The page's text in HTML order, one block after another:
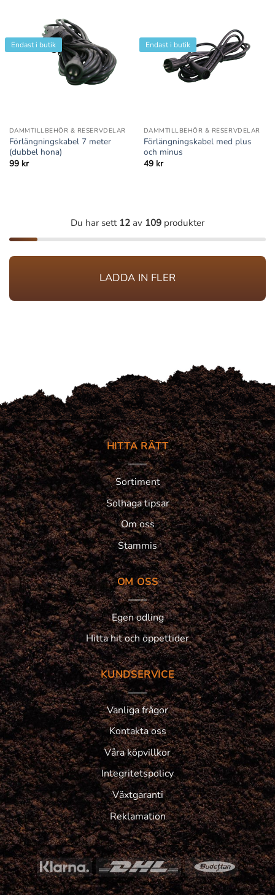
Endast i butik
DAMMTILLBEHÖR & RESERVDELAR
Förlängningskabel 7 meter
(dubbel hona)
99 kr
Endast i butik
DAMMTILLBEHÖR & RESERVDELAR
Förlängningskabel med plus
och minus
49 kr
Du har sett 12 av 109 produkter
LADDA IN FLER
HITTA RÄTT
Sortiment
Solhaga tipsar
Om oss
Stammis
OM OSS
Egen odling
Hitta hit och öppettider
KUNDSERVICE
Vanliga frågor
Kontakta oss
Våra köpvillkor
Integritetspolicy
Växtgaranti
Reklamation